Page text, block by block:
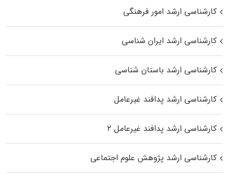
کارشناسی ارشد امور فرهنگی
کارشناسی ارشد ایران شناسی
کارشناسی ارشد باستان شناسی
کارشناسی ارشد پدافند غیرعامل
کارشناسی ارشد پدافند غیرعامل ۲
کارشناسی ارشد پژوهش علوم اجتماعی